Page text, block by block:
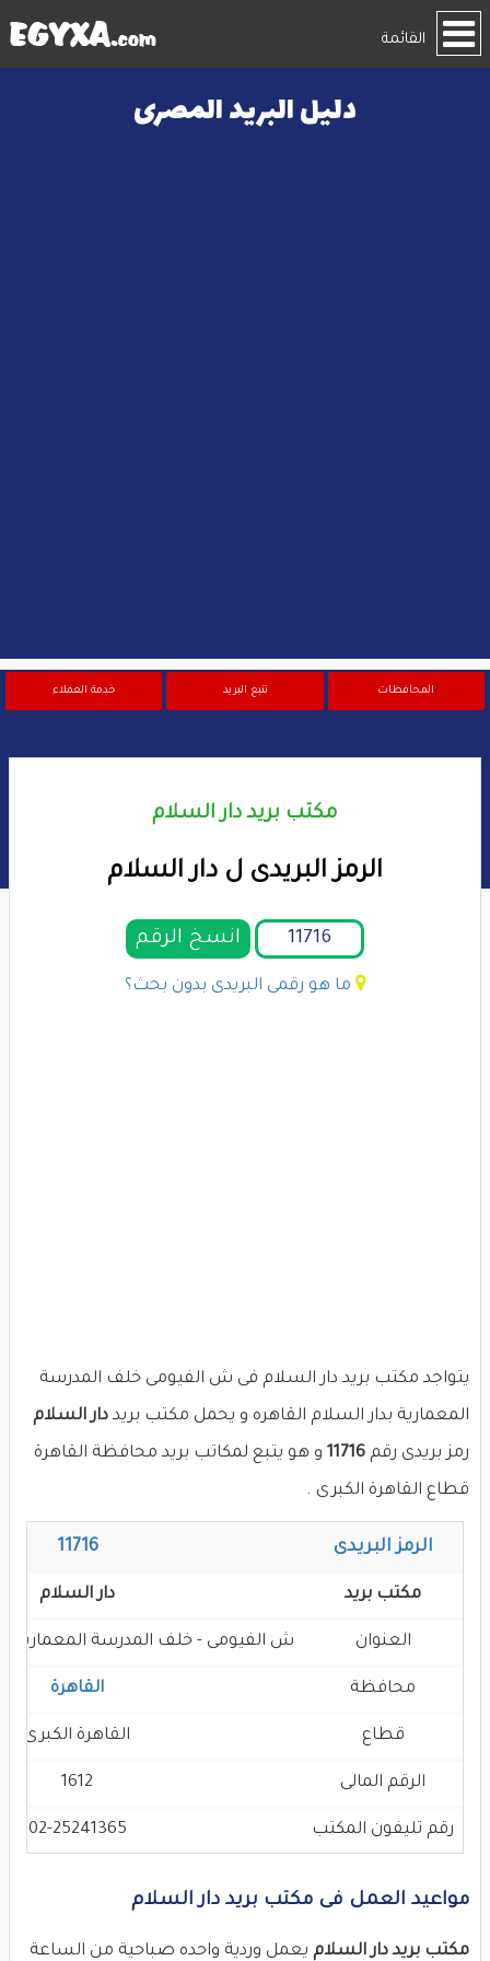
القائمة
دليل البريد المصرى
المحافظات تتبع البريد خدمة العملاء
مكتب بريد دار السلام
الرمز البريدى ل دار السلام
انسخ الرقم
ما هو رقمى البريدى بدون بحث؟
يتواجد مكتب بريد دار السلام فى ش الفيومى خلف المدرسة
المعمارية بدار السلام القاهره و يحمل مكتب بريد دار السلام
رمز بريدى رقم 11716 و هو يتبع لمكاتب بريد محافظة القاهرة
قطاع القاهرة الكبرى .
الرمز البريدى 11716
مكتب بريد دار السلام
العنوان ش الفيومى - خلف المدرسة المعمارية
محافظة القاهرة
قطاع القاهرة الكبرى
الرقم المالى 1612
رقم تليفون المكتب 02-25241365
مواعيد العمل فى مكتب بريد دار السلام
مكتب بريد دار السلام يعمل وردية واحده صباحية من الساعة